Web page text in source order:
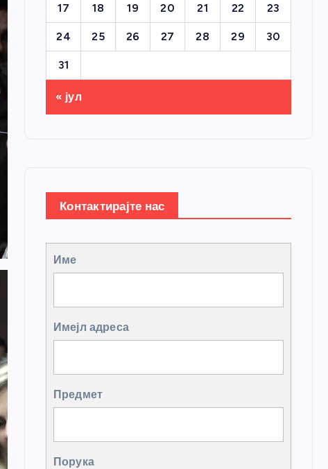
17 18 19 20 21 22 23
24 25 26 27 28 29 30
31
« јул
Контактирајте нас
Име
Имејл адреса
Предмет
Порука